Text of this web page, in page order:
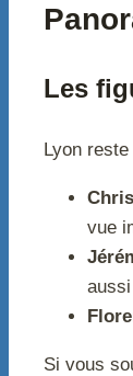
Les
Lyon
vue
Si vous